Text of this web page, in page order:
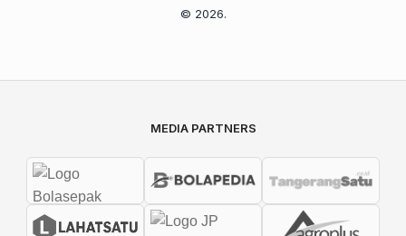
© 2026.
MEDIA PARTNERS